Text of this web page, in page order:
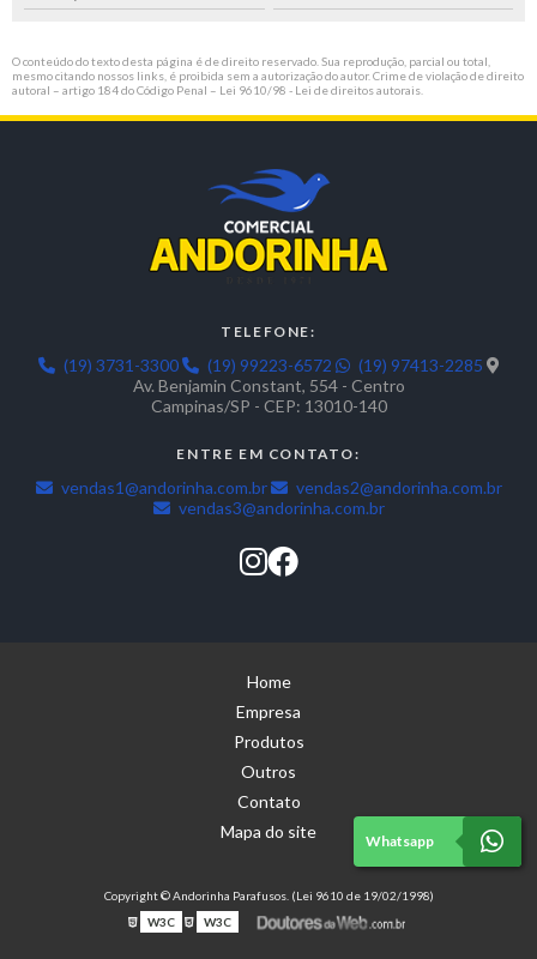
O conteúdo do texto desta página é de direito reservado. Sua reprodução, parcial ou total,
mesmo citando nossos links, é proibida sem a autorização do autor. Crime de violação de direito
autoral – artigo 184 do Código Penal – Lei 9610/98 - Lei de direitos autorais
TELEFONE:
(19) 3731-3300 (19) 99223-6572
(19) 97413-2285
Av. Benjamin Constant, 554 - Centro
Campinas/SP - CEP: 13010-140
ENTRE EM CONTATO:
vendas1@andorinha.com.br
vendas2@andorinha.com.br
vendas3@andorinha.com.br
Home
Empresa
Produtos
Outros
Contato
Mapa do site
Copyright © Andorinha Parafusos. (Lei 9610 de 19/02/1998)
W3C
W3C
Whatsapp